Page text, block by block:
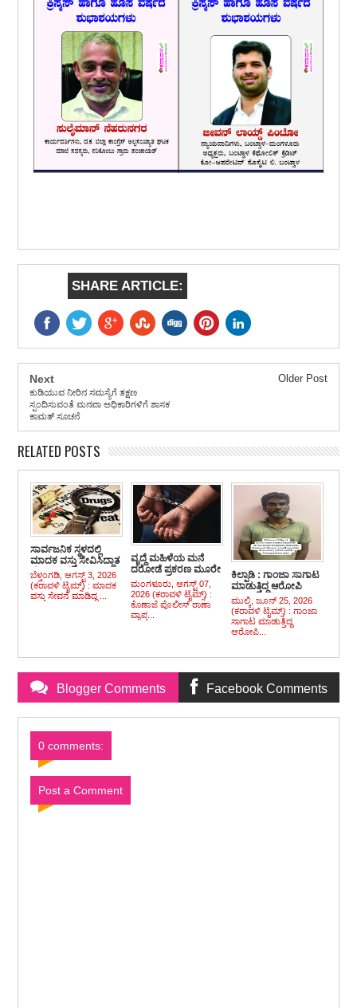
SHARE ARTICLE:
Next
ಕುಡಿಯುವ ನೀರಿನ ಸಮಸ್ಯೆಗೆ ತಕ್ಷಣ
ಸ್ಪಂದಿಸುವಂತೆ ಮನಪಾ ಅಧಿಕಾರಿಗಳಿಗೆ ಶಾಸಕ
ಕಾಮತ್ ಸೂಚನೆ
Older Post
RELATED POSTS
ಸಾರ್ವಜನಿಕ ಸ್ಥಳದಲ್ಲಿ
ಮಾದಕ ವಸ್ತು ಸೇವಿಸಿದ್ದಾತ
ಬೆಳ್ತಂಗಡಿ ಪೊಲೀಸರ
ವಶಕ್ಕೆ
ಬೆಳ್ತಂಗಡಿ, ಆಗಸ್ಟ್ 3, 2026
(ಕರಾವಳಿ ಟೈಮ್ಸ್) : ಮಾದಕ
ವಸ್ತು ಸೇವನೆ ಮಾಡಿದ್ದ ...
ವೃದ್ದೆ ಮಹಿಳೆಯ ಮನೆ
ದರೋಡೆ ಪ್ರಕರಣ ಮೂರೇ
ದಿನದಲ್ಲಿ ಬೇಧಿಸಿದ
ಪೊಲೀಸರು :
ಚಿನ್ನಾಭರಣಗಳ ಸಹಿತ
ಇಬ್ಬರು ಅಂದರ್
ಮಂಗಳೂರು, ಆಗಸ್ಟ್ 07,
2026 (ಕರಾವಳಿ ಟೈಮ್ಸ್) :
ಕೊಣಾಜೆ ಪೊಲೀಸ್ ಠಾಣಾ
ವ್ಯಾಪ್ತ...
ಕಿಲ್ಪಾಡಿ : ಗಾಂಜಾ ಸಾಗಾಟ
ಮಾಡುತ್ತಿದ್ದ ಆರೋಪಿ
ಬಂಧಿಸಿ 4 ಕೆಜಿ ಗಾಂಜಾ
ವಶಪಡಿಸಿಕೊಂಡ ಮುಲ್ಕಿ
ಪೊಲೀಸರು
ಮುಲ್ಕಿ, ಜೂನ್ 25, 2026
(ಕರಾವಳಿ ಟೈಮ್ಸ್) : ಗಾಂಜಾ
ಸಾಗಾಟ ಮಾಡುತ್ತಿದ್ದ
ಆರೋಪಿ...
Blogger Comments Facebook Comments
0 comments:
Post a Comment